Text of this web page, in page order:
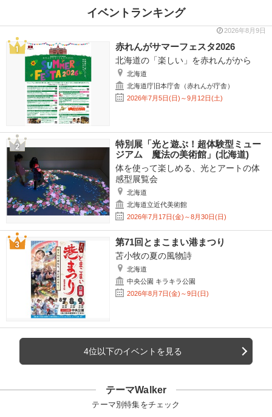
イベントランキング
2026年8月9日
赤れんがサマーフェスタ2026
北海道の「楽しい」を赤れんがから
北海道
北海道庁旧本庁舎（赤れんが庁舎）
2026年7月5日(日)～9月12日(土)
特別展「光と遊ぶ！超体験型ミュー
ジアム 魔法の美術館」(北海道)
体を使って楽しめる、光とアートの体
感型展覧会
北海道
北海道立近代美術館
2026年7月17日(金)～8月30日(日)
第71回とまこまい港まつり
苫小牧の夏の風物詩
北海道
中央公園 キラキラ公園
2026年8月7日(金)～9日(日)
4位以下のイベントを見る
テーマWalker
テーマ別特集をチェック